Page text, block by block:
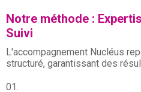
Notre méthode :
Suivi
L'accompagnement Nucléus
structuré, garantissant des